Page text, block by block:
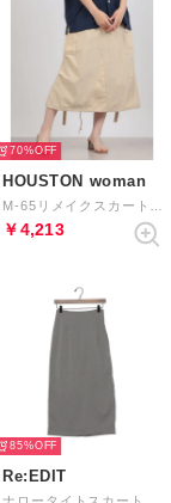
70%
HOUSTON woman
￥4,213
85%
Re:EDIT